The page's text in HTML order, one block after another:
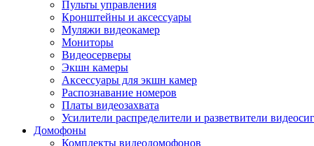
Пульты управления
Кронштейны и аксессуары
Муляжи видеокамер
Мониторы
Видеосерверы
Экшн камеры
Аксессуары для экшн камер
Распознавание номеров
Платы видеозахвата
Усилители распределители и разветвители
Домофоны
Комплекты видеодомофонов